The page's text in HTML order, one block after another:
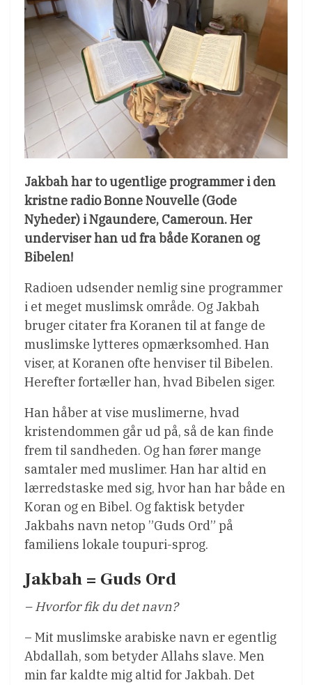
Jakbah har to ugentlige programmer i den
kristne radio Bonne Nouvelle (Gode
Nyheder) i Ngaundere, Cameroun. Her
underviser han ud fra både Koranen og
Bibelen!
Radioen udsender nemlig sine programmer
i et meget muslimsk område. Og Jakbah
bruger citater fra Koranen til at fange de
muslimske lytteres opmærksomhed. Han
viser, at Koranen ofte henviser til Bibelen.
Herefter fortæller han, hvad Bibelen siger.
Han håber at vise muslimerne, hvad
kristendommen går ud på, så de kan finde
frem til sandheden. Og han fører mange
samtaler med muslimer. Han har altid en
lærredstaske med sig, hvor han har både en
Koran og en Bibel. Og faktisk betyder
Jakbahs navn netop ”Guds Ord” på
familiens lokale toupuri-sprog.
Jakbah = Guds Ord
– Hvorfor fik du det navn?
– Mit muslimske arabiske navn er egentlig
Abdallah, som betyder Allahs slave. Men
min far kaldte mig altid for Jakbah. Det